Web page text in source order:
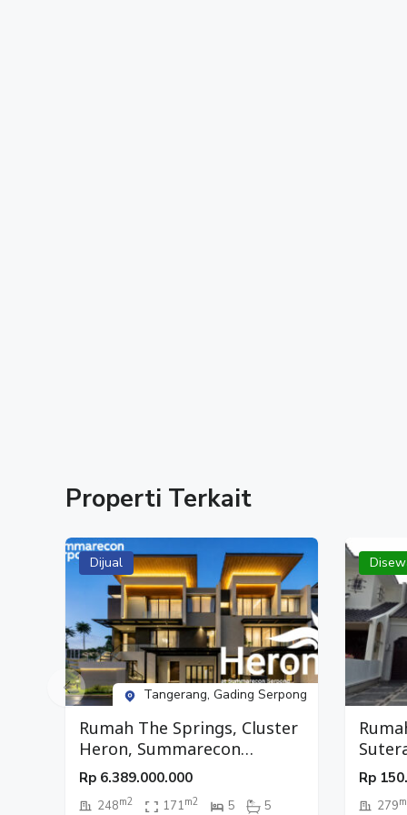
#RumahSerpong
#Rumah2Lantai
#Hunian2Lantai
#DijualRumah
#JualRumah
#Rumah
#RumahDijual
#RumahStrategis
#HunianStrategis
Properti Terkait
Dijual
Tangerang, Gading Serpong
Rumah The Springs, Cluster
Heron, Summarecon
Serpong, Tangerang
Rp 6.389.000.000
248m2 171m2 5 5
Rp
279